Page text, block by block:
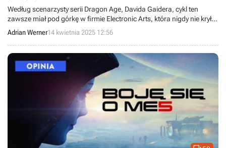
Według scenarzysty serii Dragon Age, Davida Gaidera, cykl ten
zawsze miał pod górkę w firmie Electronic Arts, która nigdy nie kryła,
że preferuje serię Mass Effect.
Adrian Werner14 kwietnia 2025 12:56